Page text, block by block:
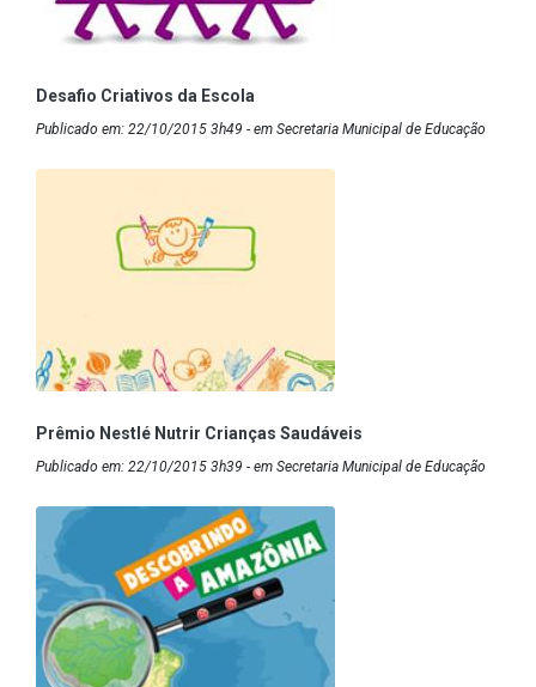
Desafio Criativos da Escola
Publicado em: 22/10/2015 3h49 - em Secretaria Municipal de Educação
Prêmio Nestlé Nutrir Crianças Saudáveis
Publicado em: 22/10/2015 3h39 - em Secretaria Municipal de Educação